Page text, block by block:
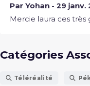
Par Yohan - 29 janv.
Mercie laura ces très
Catégories
Téléréalité